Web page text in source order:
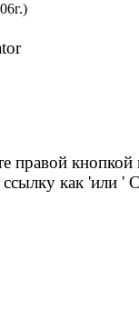
правой
как 'или '